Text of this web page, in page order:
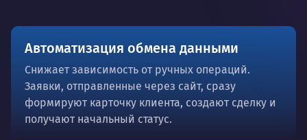
Автоматизация обмена данными
Снижает зависимость от ручных операций.
Заявки, отправленные через сайт, сразу
формируют карточку клиента, создают сделку и
получают начальный статус.